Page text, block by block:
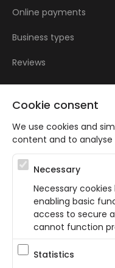
Cookie consent
We use cookies and
content and to
Necessary
Necessary
enabling basic
access to secure
cannot function
Statistics
Online payments
Business types
Reviews
Atbalsta programma augsti
Projekta ietvaros plānota
Projekta rezultātā ir veikta
portāla izveide. Projekta
bezkontakta apkalpošanas
sniedzējiem. Nr. JU-PI-2022/43.